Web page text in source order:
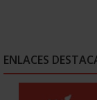
ENLACES